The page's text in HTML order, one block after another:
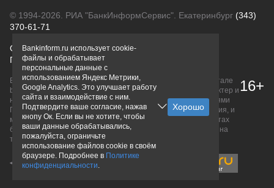
© 1994-2026. РИА "БанкИнформСервис". Екатеринбург (343)
370-61-71
О проектеПолитика конфиденциальности
Правовая информацияДля рекламодателей
Вся информация о продуктах банков, размещенная на портале
bankinform.ru, носит исключительно ознакомительный характер и
не является публичной офертой, определяемой положениями
ГК РФ. Информация не содержит точного и полного описания, и
может быть изменена. Конечные условия уточняйте на сайтах
банков или при личном обращении. Исключительное право на
товарные знаки принадлежит их правообладателям.
16+
Bankinform.ru использует cookie-
файлы и обрабатывает
персональные данные с
использованием Яндекс Метрики,
Google Analytics. Это улучшает работу
сайта и взаимодействие с ним.
Подтвердите ваше согласие, нажав
кнопу Ок. Если вы не хотите, чтобы
ваши данные обрабатывались,
пожалуйста, ограничьте
использование файлов cookie в своём
браузере. Подробнее в Политике
конфиденциальности.